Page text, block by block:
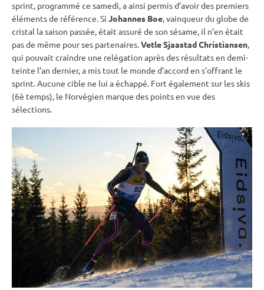
sprint, programmé ce samedi, a ainsi permis d’avoir des premiers
éléments de référence. Si Johannes Boe, vainqueur du globe de
cristal la saison passée, était assuré de son sésame, il n’en était
pas de même pour ses partenaires.Vetle Sjaastad Christiansen,
qui pouvait craindre une relégation après des résultats en demi-
teinte l’an dernier, a mis tout le monde d’accord en s’offrant le
sprint. Aucune cible ne lui a échappé. Fort également sur les skis
(6è temps), le Norvégien marque des points en vue des
sélections.